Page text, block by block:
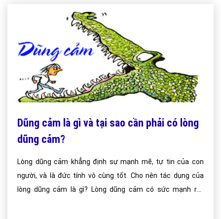
Dũng cảm là gì và tại sao cần phải có lòng
dũng cảm?
Lòng dũng cảm khẳng định sự mạnh mẽ, tự tin của con
người, và là đức tính vô cùng tốt. Cho nên tác dụng của
lòng dũng cảm là gì? Lòng dũng cảm có sức mạnh rất